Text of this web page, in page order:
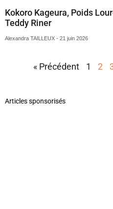
Kokoro Kageura, Poids
Teddy Riner
Alexandra TAILLEUX 21 juin 2026
« Précédent 1 2
Articles sponsorisés